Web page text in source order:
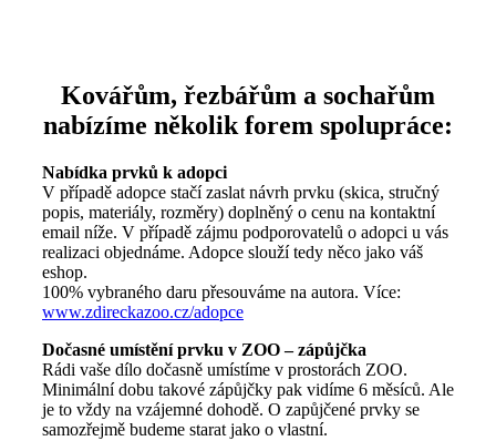
Kovářům, řezbářům a sochařům
nabízíme několik forem spolupráce:
Nabídka prvků k adopci
V případě adopce stačí zaslat návrh prvku (skica, stručný
popis, materiály, rozměry) doplněný o cenu na kontaktní
email níže. V případě zájmu podporovatelů o adopci u vás
realizaci objednáme. Adopce slouží tedy něco jako váš
eshop.
100% vybraného daru přesouváme na autora. Více:
www.zdireckazoo.cz/adopce
Dočasné umístění prvku v ZOO – zápůjčka
Rádi vaše dílo dočasně umístíme v prostorách ZOO.
Minimální dobu takové zápůjčky pak vidíme 6 měsíců. Ale
je to vždy na vzájemné dohodě. O zapůjčené prvky se
samozřejmě budeme starat jako o vlastní.